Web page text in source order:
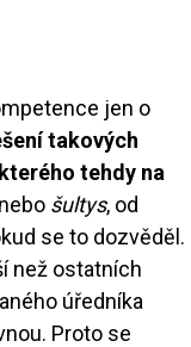
jen o
takových
tehdy na
šultys, od
se to dozvěděl.
než ostatních
úředníka
Proto se